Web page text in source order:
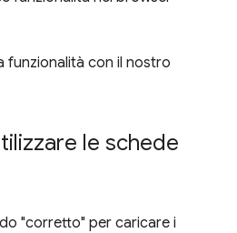
funzionalità con il nostro
le schede
"corretto" per caricare i